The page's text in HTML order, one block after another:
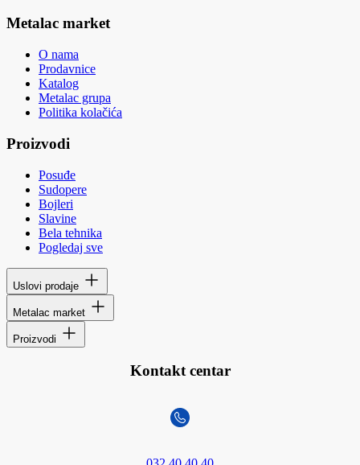
Metalac market
O nama
Prodavnice
Katalog
Metalac grupa
Politika kolačića
Proizvodi
Posuđe
Sudopere
Bojleri
Slavine
Bela tehnika
Pogledaj sve
Uslovi prodaje
Metalac market
Proizvodi
Kontakt centar